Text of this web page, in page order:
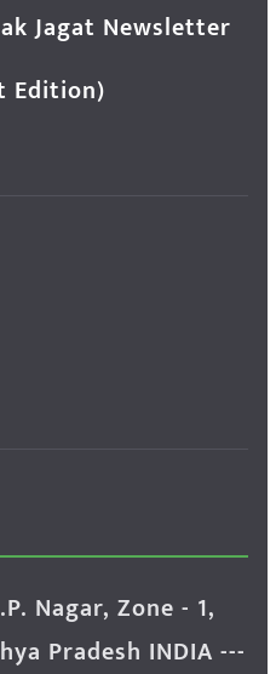
Jagat Newsletter
Edition)
Nagar, Zone - 1,
Pradesh INDIA ---